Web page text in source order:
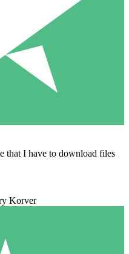
that I have to download files
Korver